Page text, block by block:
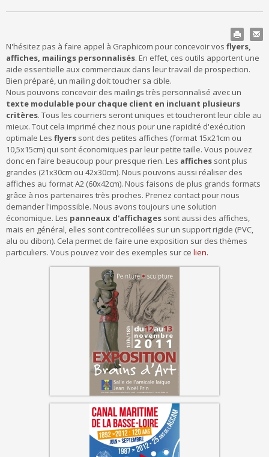
N'hésitez pas à faire appel à Graphicom pour concevoir vos flyers,
affiches, mailings personnalisés. En effet, ces outils apportent une
aide essentielle aux commerciaux dans leur travail de prospection.
Bien préparé, un mailing doit toucher sa cible.
Nous pouvons concevoir des mailings très personnalisé avec un
texte modulable pour chaque client en incluant plusieurs
critères. Tous les courriers seront uniques et toucheront leur cible au
mieux. Tout cela imprimé chez nous pour une rapidité d'exécution
optimale Les flyers sont des petites affiches (format 15x21cm ou
10,5x15cm) qui sont économiques par leur petite taille. Vous pouvez
donc en faire beaucoup pour presque rien. Les affiches sont plus
grandes (21x30cm ou 42x30cm). Nous pouvons aussi réaliser des
affiches au format A2 (60x42cm). Nous faisons de plus grands formats
grâce à nos partenaires très proches. Prenez contact pour nous
demander l'impossible. Nous avons toujours une solution
économique. Les panneaux d'affichages sont aussi des affiches,
mais en général, elles sont contrecollées sur un support rigide (PVC,
alu ou dibon). Cela permet de faire une exposition sur des thèmes
particuliers. Vous pouvez voir des exemples sur ce lien.